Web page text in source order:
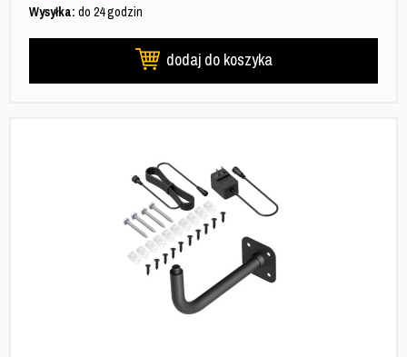
Wysyłka: do 24 godzin
dodaj do koszyka